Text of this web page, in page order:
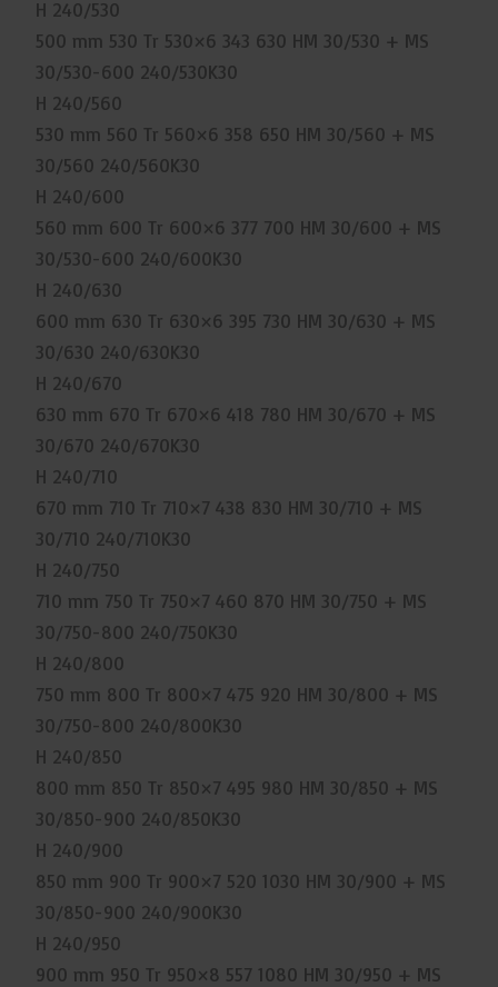
H 240/530
500 mm 530 Tr 530×6 343 630 HM 30/530 + MS
30/530-600 240/530K30
H 240/560
530 mm 560 Tr 560×6 358 650 HM 30/560 + MS
30/560 240/560K30
H 240/600
560 mm 600 Tr 600×6 377 700 HM 30/600 + MS
30/530-600 240/600K30
H 240/630
600 mm 630 Tr 630×6 395 730 HM 30/630 + MS
30/630 240/630K30
H 240/670
630 mm 670 Tr 670×6 418 780 HM 30/670 + MS
30/670 240/670K30
H 240/710
670 mm 710 Tr 710×7 438 830 HM 30/710 + MS
30/710 240/710K30
H 240/750
710 mm 750 Tr 750×7 460 870 HM 30/750 + MS
30/750-800 240/750K30
H 240/800
750 mm 800 Tr 800×7 475 920 HM 30/800 + MS
30/750-800 240/800K30
H 240/850
800 mm 850 Tr 850×7 495 980 HM 30/850 + MS
30/850-900 240/850K30
H 240/900
850 mm 900 Tr 900×7 520 1030 HM 30/900 + MS
30/850-900 240/900K30
H 240/950
900 mm 950 Tr 950×8 557 1080 HM 30/950 + MS